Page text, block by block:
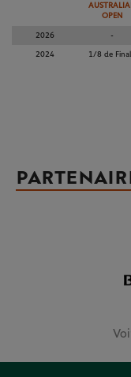
OPEN
2026 -
2024 1/8 de